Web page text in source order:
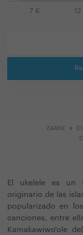
7 € 12
ZAASK arrow_right
El ukelele es un
originario de las
popularizado en
canciones, entre
Kamakawiwo'ole